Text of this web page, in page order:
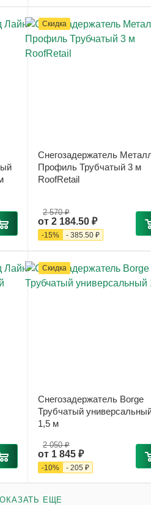
Скидка
Снегозадержатель
Профиль Трубчатый 3 м
RoofRetail
от 2 184.50 ₽
2 570 ₽
-15% - 385.50 ₽
Скидка
Снегозадержатель Borge
Трубчатый
1,5 м
от 1 845 ₽
2 050 ₽
-10% - 205 ₽
ЕЩЕ